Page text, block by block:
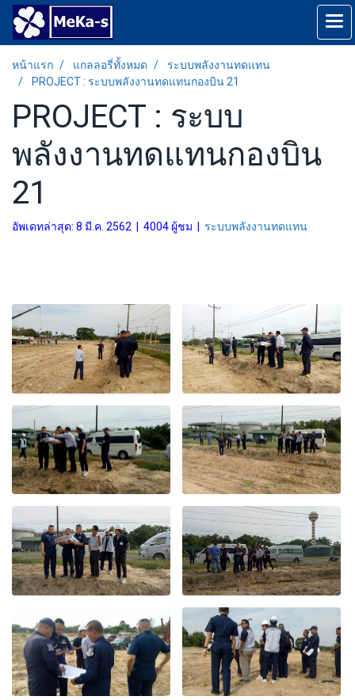
หน้าแรก แกลลอรี่ทั้งหมด
ระบบพลังงานทดแทน
PROJECT : ระบบพลังงานทดแทนกองบิน 21
PROJECT : ระบบ
พลังงานทดแทนกองบิน
21
อัพเดทล่าสุด: 8 มี.ค. 2562 4004 ผู้ชม ระบบพลังงานทดแทน